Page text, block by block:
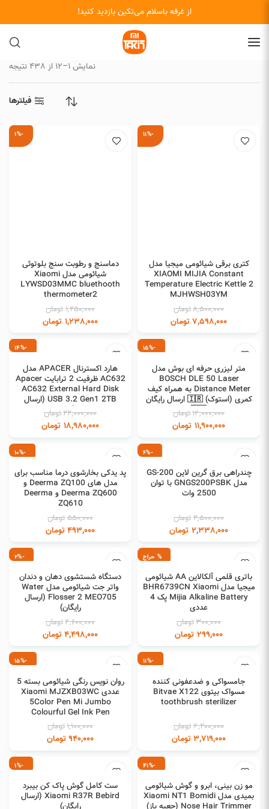
از غرفه باسلام می‌تکین بازدید کنید!
نمایش 1–12 از 438 نتیجه
فیلترها
-11%
افزودن به سبد خرید
کتری برقی شیائومی میجیا مدل
XIAOMI MIJIA Constant
Temperature Electric Kettle 2
MJHWSH03YM
8,500,000تومان
7,598,000تومان
-1%
افزودن به سبد خرید
دماسنج و رطوبت سنج بلوتوثی
شیائومی مدل Xiaomi
LYWSD03MMC bluethooth
thermometer2
1,250,000تومان
1,238,000 تومان
-15%
افزودن به سبد خرید
متر لیزری حرفه ای بوش مدل
BOSCH DLE 50 Laser
Distance Meter به همراه کیف
کمری (استوک) 🇮🇷 ارسال رایگان
🇮🇷
14,000,000تومان
11,900,000 تومان
-14%
افزودن به سبد خرید هارد اکسترنال APACER مدل
AC632 ظرفیت 2 ترابایت Apacer
AC632 External Hard Disk
USB 3.2 Gen1 2TB (ارسال
رایگان)
22,000,000تومان
18,980,000 تومان
-6%
افزودن به سبد خریدچندراهی برق گرین لاین GS-200
مدل GNGS200PSBK با توان
2500 وات
2,500,000تومان
2,338,000 تومان
-10%
افزودن به سبد خرید
پد یدکی بخارشوی درما مناسب برای
مدل های Deerma ZQ100 و
Deerma ZQ600 و Deerma
ZQ610
550,000تومان
493,000تومان
% حراج
افزودن به سبد خریدباتری قلمی آلکالاین AA شیائومی
میجیا مدل BHR6739CN Xiaomi
Mijia Alkaline Battery پک 4
عددی
300,000تومان
299,000 تومان
-2%
افزودن به سبد خرید
دستگاه شستشوی دهان و دندان
واتر جت شیائومی مدل Water
Flosser 2 MEO705 (ارسال
رایگان)
4,600,000تومان
4,498,000تومان
-11%
افزودن به سبد خرید
جامسواکی و ضدعفونی کننده
مسواک بیتوی Bitvae X122
toothbrush sterilizer
4,200,000تومان
3,719,000تومان
-15%
افزودن به سبد خرید
روان نویس رنگی شیائومی بسته 5
عددی Xiaomi MJZXB03WC
5Color Pen Mi Jumbo
Colourful Gel Ink Pen
1,100,000تومان
940,000تومان
-41%
اطلاعات بیشتر
مو زن بینی، ابرو و گوش شیائومی
بمیدی مدل Xiaomi NT1 Bomidi
Nose Hair Trimmer (جعبه باز)
-1%
افزودن به سبد خرید
ست کامل گوش پاک کن بیبرد
Xiaomi R37R Bebird (ارسال
رایگان)